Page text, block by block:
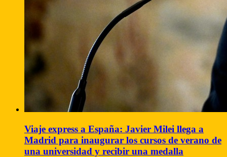
Viaje express a España: Javier Milei llega a
Madrid para inaugurar los cursos de verano de
una universidad y recibir una medalla